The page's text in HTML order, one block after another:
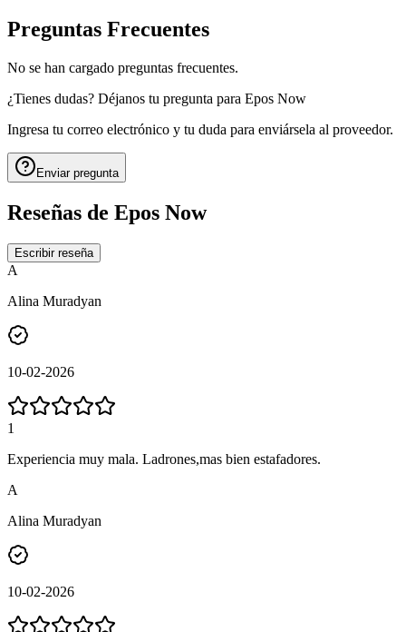
Preguntas Frecuentes
No se han cargado preguntas frecuentes.
¿Tienes dudas? Déjanos tu pregunta para Epos Now
Ingresa tu correo electrónico y tu duda para enviársela al proveedor.
Enviar pregunta
Reseñas de Epos Now
Escribir reseña
A
Alina Muradyan
10-02-2026
1
Experiencia muy mala. Ladrones,mas bien estafadores.
A
Alina Muradyan
10-02-2026